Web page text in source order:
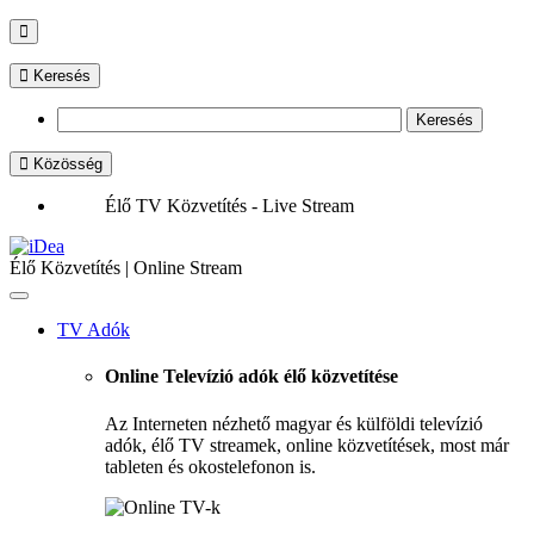
Keresés
Közösség
Élő TV Közvetítés - Live Stream
Élő Közvetítés | Online Stream
Toggle
navigationTV Adók
Online Televízió adók élő közvetítése
Az Interneten nézhető magyar és külföldi televízió
adók, élő TV streamek, online közvetítések, most már
tableten és okostelefonon is.